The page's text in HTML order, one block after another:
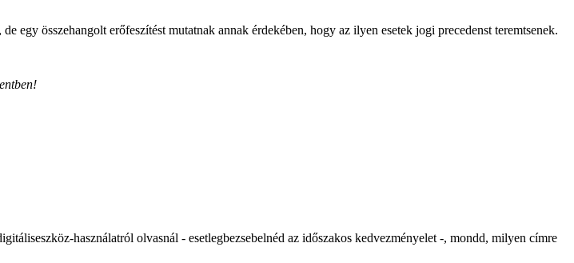
egy összehangolt erőfeszítést mutatnak annak érdekében, hogy az ilyen esetek jogi precedenst teremtsenek.
használatról olvasnál - esetlegbezsebelnéd az időszakos kedvezményelet -, mondd, milyen címre